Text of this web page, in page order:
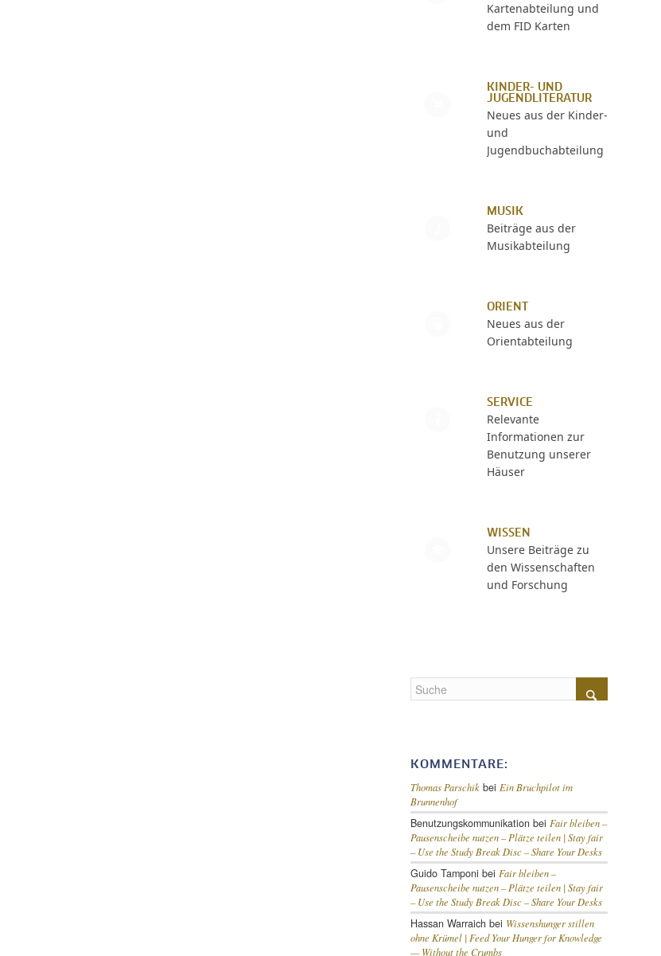
Kartenabteilung und
dem FID Karten
KINDER- UND
JUGENDLITERATUR
Neues aus der Kinder-
und
Jugendbuchabteilung
MUSIK
Beiträge aus der
Musikabteilung
ORIENT
Neues aus der
Orientabteilung
SERVICE
Relevante
Informationen zur
Benutzung unserer
Häuser
WISSEN
Unsere Beiträge zu
den Wissenschaften
und Forschung
KOMMENTARE:
Thomas Parschikbei Ein Bruchpilot im
Brunnenhof
Benutzungskommunikationbei Fair bleiben –
Pausenscheibe nutzen – Plätze teilen |Stay fair
– Use the Study Break Disc – Share Your Desks
Guido Tamponi bei Fair bleiben –
Pausenscheibe nutzen – Plätze teilen |Stay fair
– Use the Study Break Disc – Share Your Desks
Hassan Warraich bei Wissenshunger stillen
ohne Krümel |Feed Your Hunger for Knowledge
— Without the Crumbs